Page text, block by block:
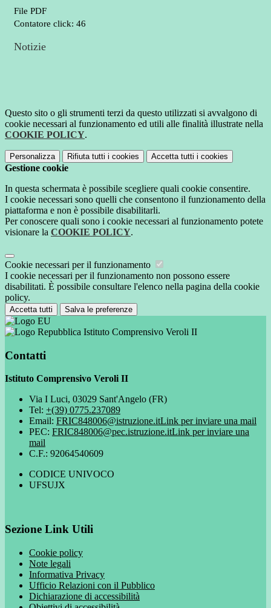
File PDF
Contatore click: 46
Notizie
Questo sito o gli strumenti terzi da questo utilizzati si avvalgono di
cookie necessari al funzionamento ed utili alle finalità illustrate nella
COOKIE POLICY.
Personalizza Rifiuta tutti i cookies Accetta tutti i cookies
Gestione cookie
In questa schermata è possibile scegliere quali cookie consentire.
I cookie necessari sono quelli che consentono il funzionamento della
piattaforma e non è possibile disabilitarli.
Per conoscere quali sono i cookie necessari al funzionamento potete
visionare la COOKIE POLICY.
Cookie necessari per il funzionamento
I cookie necessari per il funzionamento non possono essere
disabilitati. È possibile consultare l'elenco nella pagina della cookie
policy.
Accetta tutti Salva le preferenze
Istituto Comprensivo Veroli II
Contatti
Istituto Comprensivo Veroli II
Via I Luci, 03029 Sant'Angelo (FR)
Tel: +(39) 0775.237089
Email: FRIC848006@istruzione.itLink per inviare una mail
PEC: FRIC848006@pec.istruzione.itLink per inviare una
mail
C.F.: 92064540609
CODICE UNIVOCO
UFSUJX
Sezione Link Utili
Cookie policy
Note legali
Informativa Privacy
Ufficio Relazioni con il Pubblico
Dichiarazione di accessibilità